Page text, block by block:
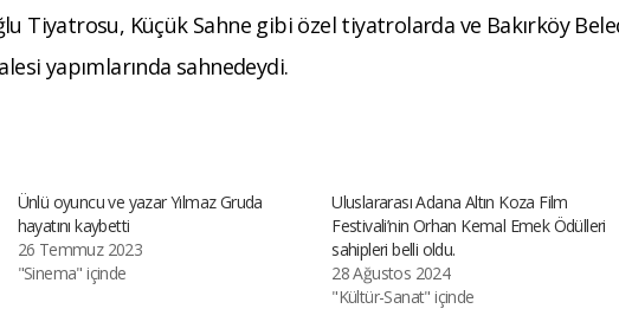
Tiyatrosu, Küçük Sahne gibi özel tiyatrolarda ve Bakırköy
yapımlarında sahnedeydi.
Ünlü oyuncu ve yazar Yılmaz Gruda
hayatını kaybetti
26 Temmuz 2023
"Sinema" içinde
Uluslararası Adana Altın Koza Film
Festivali’nin Orhan Kemal Emek Ödülleri
sahipleri belli oldu.
28 Ağustos 2024
"Kültür-Sanat" içinde